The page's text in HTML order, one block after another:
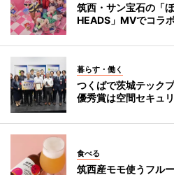
筑西・サン宝石の「
HEADS」MVでコラ
暮らす・働く
つくばで茨城テック
優秀賞は空間セキュ
食べる
筑西産モモ使うフル